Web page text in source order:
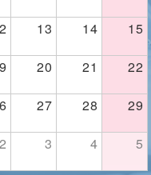
13 14 15
20 21 22
27 28 29
2 3 4 5